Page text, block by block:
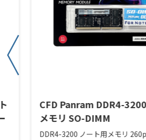
CFD Panram DDR4-
メモリ SO-DIMM
DDR4-3200 ノート用メモリ